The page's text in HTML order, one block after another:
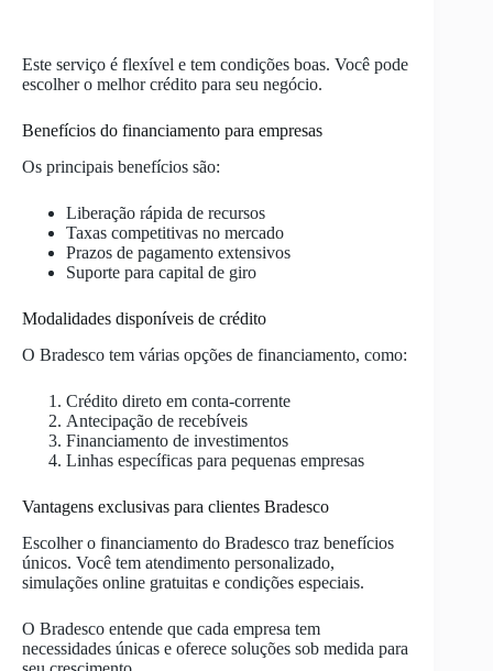
Este serviço é flexível e tem condições boas. Você pode
escolher o melhor crédito para seu negócio.
Benefícios do financiamento para empresas
Os principais benefícios são:
Liberação rápida de recursos
Taxas competitivas no mercado
Prazos de pagamento extensivos
Suporte para capital de giro
Modalidades disponíveis de crédito
O Bradesco tem várias opções de financiamento, como:
Crédito direto em conta-corrente
Antecipação de recebíveis
Financiamento de investimentos
Linhas específicas para pequenas empresas
Vantagens exclusivas para clientes Bradesco
Escolher o financiamento do Bradesco traz benefícios
únicos. Você tem atendimento personalizado,
simulações online gratuitas e condições especiais.
O Bradesco entende que cada empresa tem
necessidades únicas e oferece soluções sob medida para